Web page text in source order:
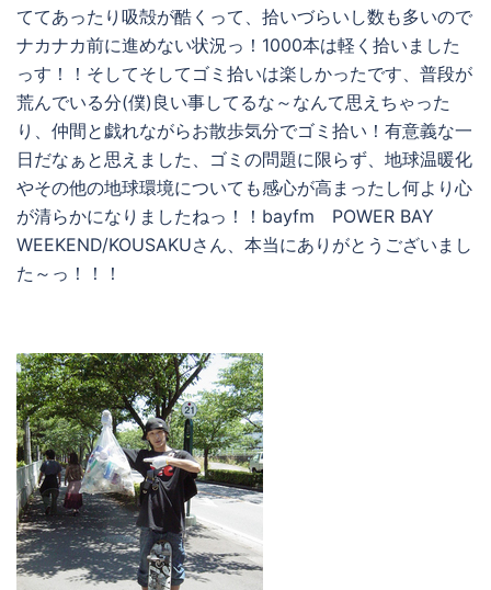
ててあったり吸殻が酷くって、拾いづらいし数も多いので
ナカナカ前に進めない状況っ！1000本は軽く拾いました
っす！！そしてそしてゴミ拾いは楽しかったです、普段が
荒んでいる分(僕)良い事してるな～なんて思えちゃった
り、仲間と戯れながらお散歩気分でゴミ拾い！有意義な一
日だなぁと思えました、ゴミの問題に限らず、地球温暖化
やその他の地球環境についても感心が高まったし何より心
が清らかになりましたねっ！！bayfm POWER BAY
WEEKEND/KOUSAKUさん、本当にありがとうございまし
た～っ！！！